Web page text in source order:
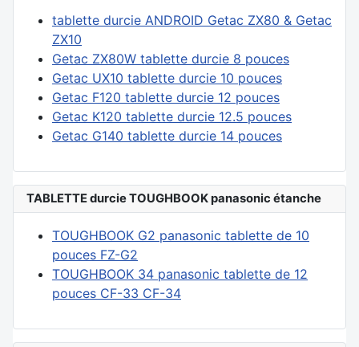
tablette durcie ANDROID Getac ZX80 & Getac
ZX10
Getac ZX80W tablette durcie 8 pouces
Getac UX10 tablette durcie 10 pouces
Getac F120 tablette durcie 12 pouces
Getac K120 tablette durcie 12.5 pouces
Getac G140 tablette durcie 14 pouces
TABLETTE durcie TOUGHBOOK panasonic étanche
TOUGHBOOK G2 panasonic tablette de 10
pouces FZ-G2
TOUGHBOOK 34 panasonic tablette de 12
pouces CF-33 CF-34